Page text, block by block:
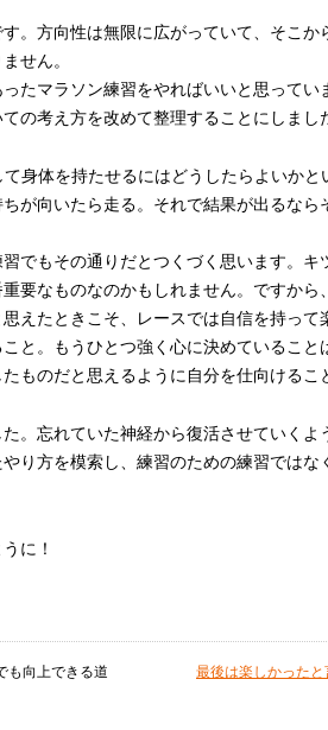
。方向性は無限に広がっていて、そこか
せん。
たマラソン練習をやればいいと思ってい
の考え方を改めて整理することにしまし
身体を持たせるにはどうしたらよいかと
が向いたら走る。それで結果が出るなら
でもその通りだとつくづく思います。キ
要なものなのかもしれません。ですから
えたときこそ、レースでは自信を持って
と。もうひとつ強く心に決めていること
ものだと思えるように自分を仕向けるこ
。忘れていた神経から復活させていくよ
り方を模索し、練習のための練習ではな
に！
も向上できる道 最後は楽しかった